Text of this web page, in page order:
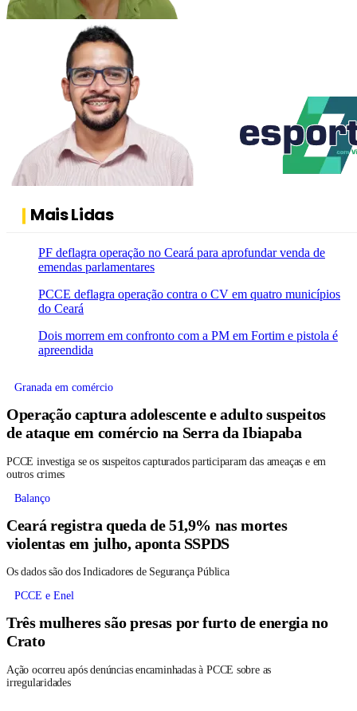
Mais Lidas
PF deflagra operação no Ceará para aprofundar venda de
emendas parlamentares
PCCE deflagra operação contra o CV em quatro municípios
do Ceará
Dois morrem em confronto com a PM em Fortim e pistola é
apreendida
Granada em comércio
Operação captura adolescente e adulto suspeitos
de ataque em comércio na Serra da Ibiapaba
PCCE investiga se os suspeitos capturados participaram das ameaças e em
outros crimes
Balanço
Ceará registra queda de 51,9% nas mortes
violentas em julho, aponta SSPDS
Os dados são dos Indicadores de Segurança Pública
PCCE e Enel
Três mulheres são presas por furto de energia no
Crato
Ação ocorreu após denúncias encaminhadas à PCCE sobre as
irregularidades